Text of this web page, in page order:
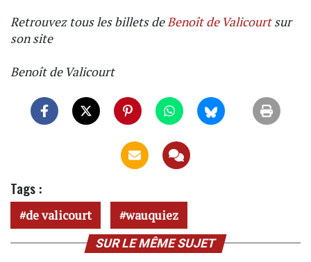
Retrouvez tous les billets de Benoît de Valicourtsur
son site
Benoît de Valicourt
Tags :
de valicourt wauquiez
SUR LE MÊME SUJET